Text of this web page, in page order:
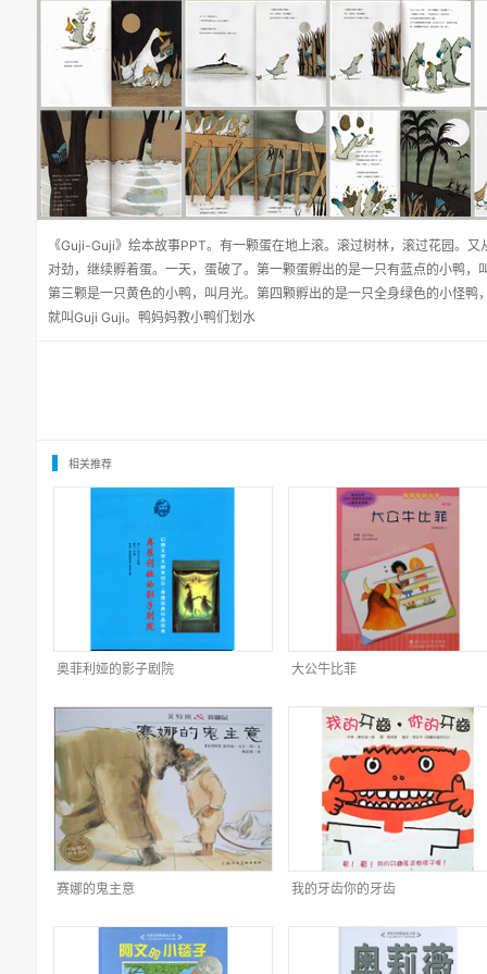
《Guji-Guji》绘本故事PPT。有一颗蛋在地上滚。滚过树林，滚过花园。
对劲，继续孵着蛋。一天，蛋破了。第一颗蛋孵出的是一只有蓝点的小鸭
第三颗是一只黄色的小鸭，叫月光。第四颗孵出的是一只全身绿色的小怪
就叫Guji Guji。鸭妈妈教小鸭们划水
相关推荐
奥菲利娅的影子剧院 大公牛比菲
赛娜的鬼主意 我的牙齿你的牙齿